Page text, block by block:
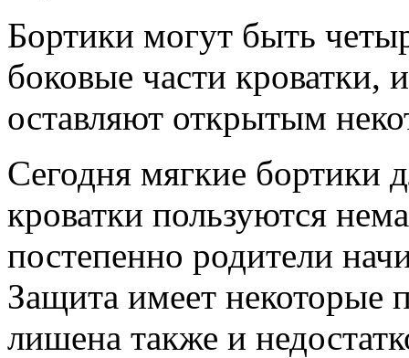
Бортики могут быть
боковые части кроватки,
оставляют открытым
Сегодня мягкие бортики
кроватки пользуются
постепенно родители
Защита имеет некоторые
лишена также и